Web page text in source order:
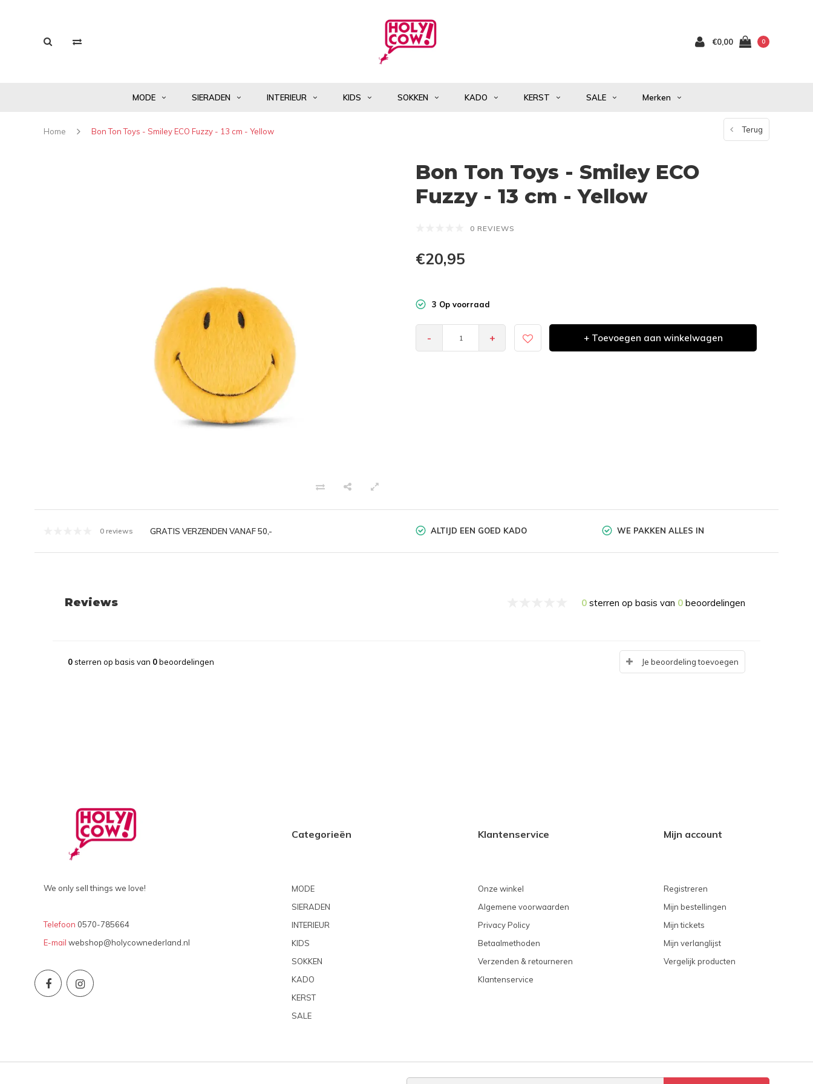
€0,00 0
MODE SIERADEN INTERIEUR KIDS SOKKEN KADO KERST SALE Merken
Home Bon Ton Toys - Smiley ECO Fuzzy - 13 cm - Yellow Terug
Bon Ton Toys - Smiley ECO
Fuzzy - 13 cm - Yellow
0 REVIEWS
€20,95
3 Op voorraad
- + + Toevoegen aan winkelwagen
0 reviews GRATIS VERZENDEN VANAF 50,- ALTIJD EEN GOED KADO WE PAKKEN ALLES IN
Reviews 0 sterren op basis van 0 beoordelingen
0sterren op basis van 0beoordelingen Je beoordeling toevoegen
We only sell things we love!
Telefoon 0570-785664
E-mail webshop@holycownederland.nl
Categorieën
MODE
SIERADEN
INTERIEUR
KIDS
SOKKEN
KADO
KERST
SALE
Klantenservice
Onze winkel
Algemene voorwaarden
Privacy Policy
Betaalmethoden
Verzenden & retourneren
Klantenservice
Mijn account
Registreren
Mijn bestellingen
Mijn tickets
Mijn verlanglijst
Vergelijk producten